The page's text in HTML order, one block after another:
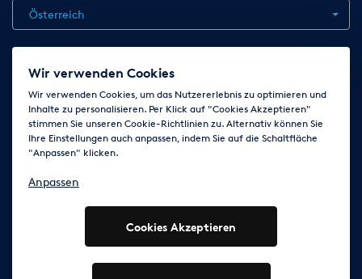
Österreich
Jobs Kontakt News
AGB
Impressum Cookie-Einstellungen ändern
Folge uns auf
© 2003 - 2026 Erento Campanda GmbH - Alle Rechte
vorbehalten
Wir verwenden Cookies
Wir verwenden Cookies, um das Nutzererlebnis zu optimieren und
Inhalte zu personalisieren. Per Klick auf "Cookies Akzeptieren"
stimmen Sie unseren Cookie-Richtlinien zu. Alternativ können Sie
Ihre Einstellungen auch anpassen, indem Sie auf die Schaltfläche
"Anpassen" klicken.
Anpassen
Cookies Akzeptieren